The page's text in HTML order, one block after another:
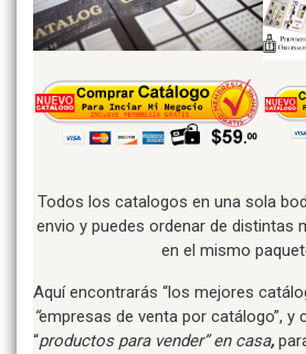
Todos los catalogos en una sola
envio y puedes ordenar de distintas
en el mismo
Aquí encontrarás “los mejores
“empresas de venta por catálogo”, y
“productos para vender” en casa,